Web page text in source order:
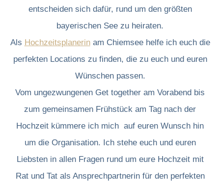
entscheiden sich dafür, rund um den größten
bayerischen See zu heiraten.
Als Hochzeitsplanerinam Chiemsee helfe ich euch die
perfekten Locations zu finden, die zu euch und euren
Wünschen passen.
Vom ungezwungenen Get together am Vorabend bis
zum gemeinsamen Frühstück am Tag nach der
Hochzeit kümmere ich mich auf euren Wunsch hin
um die Organisation. Ich stehe euch und euren
Liebsten in allen Fragen rund um eure Hochzeit mit
Rat und Tat als Ansprechpartnerin für den perfekten